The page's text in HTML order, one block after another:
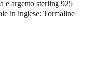
e argento sterling 925
in inglese: Tormaline